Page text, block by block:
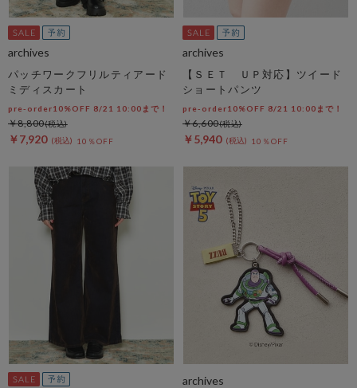
archives
パッチワークフリルティアード
ミディスカート
pre-order10%OFF 8/21 10:00まで！
￥8,800
￥7,920 10％OFF
archives
【ＳＥＴ ＵＰ対応】ツイード
ショートパンツ
pre-order10%OFF 8/21 10:00まで！
￥6,600
￥5,940 10％OFF
archives